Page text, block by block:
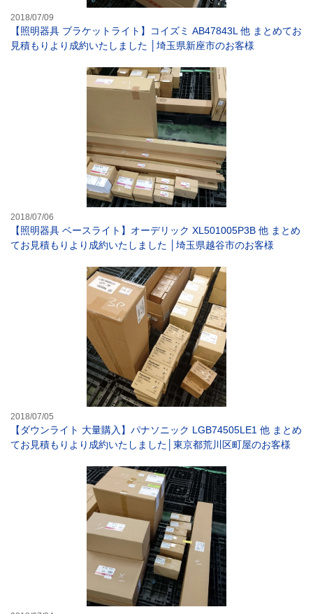
2018/07/09
【照明器具 ブラケットライト】コイズミ AB47843L 他 まとめてお
見積もりより成約いたしました │埼玉県新座市のお客様
2018/07/06
【照明器具 ベースライト】オーデリック XL501005P3B 他 まとめ
てお見積もりより成約いたしました │埼玉県越谷市のお客様
2018/07/05
【ダウンライト 大量購入】パナソニック LGB74505LE1 他 まとめ
てお見積もりより成約いたしました│東京都荒川区町屋のお客様